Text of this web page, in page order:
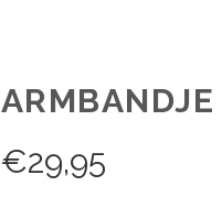
€29,95